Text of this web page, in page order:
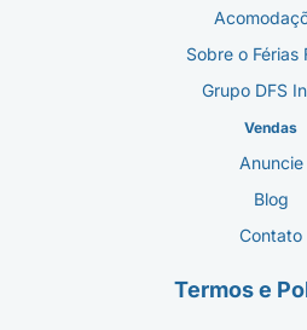
Sobre o Férias
Grupo DFS
Vendas
Anuncie
Blog
Contato
Termos e